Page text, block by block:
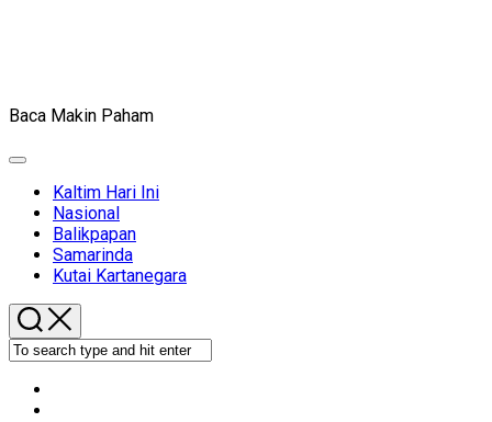
Baca Makin Paham
Expand
Kaltim Hari Ini
Nasional
Balikpapan
Samarinda
Kutai Kartanegara